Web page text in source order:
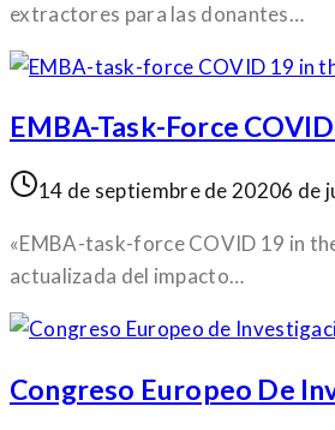
extractores para las donantes…
EMBA-Task-Force
14 de septiembre de 20206 de
«EMBA-task-force COVID 19 in
actualizada del impacto…
Congreso Europeo De